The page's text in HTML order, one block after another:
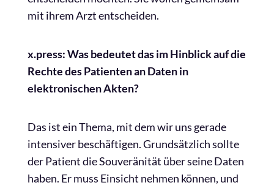
mit ihrem Arzt entscheiden.
x.press: Was bedeutet das im Hinblick auf die
Rechte des Patienten an Daten in
elektronischen Akten?
Das ist ein Thema, mit dem wir uns gerade
intensiver beschäftigen. Grundsätzlich sollte
der Patient die Souveränität über seine Daten
haben. Er muss Einsicht nehmen können, und